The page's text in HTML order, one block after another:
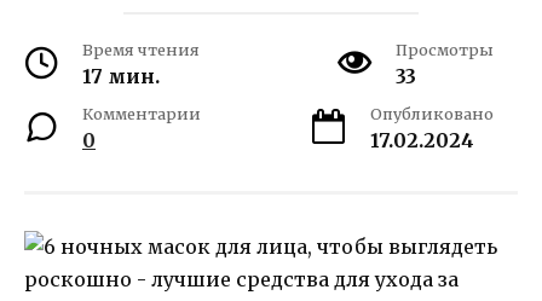
Время чтения
17 мин.
Просмотры
33
Комментарии
0
Опубликовано
17.02.2024